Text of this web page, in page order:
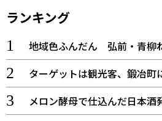
ランキング
地域色ふんだん 弘前・青柳
ターゲットは観光客、鍛冶町
メロン酵母で仕込んだ日本酒